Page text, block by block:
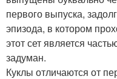
первого выпуска,
эпизода, в котором
этот сет является
задуман.
Куклы отличаются от